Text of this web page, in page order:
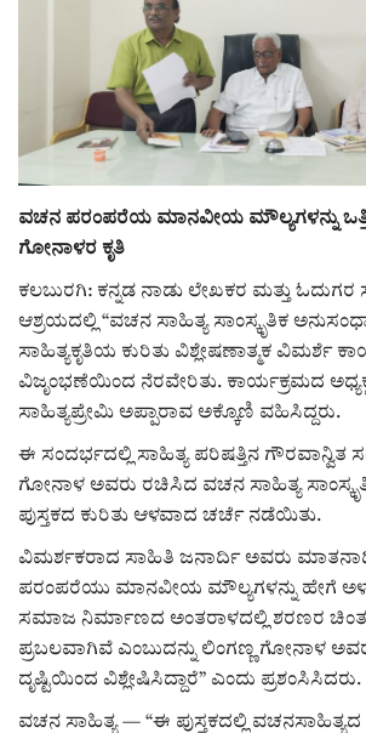
e-paper (ಇ–ಪೇಪರ್‌)
ಪುಸ್ತಕ ಪರಿಚಯ
ಅಂಕಣ
ಸಾಧಕರ ಪರಿಚಯ
ಪತ್ರಕರ್ತರ ಪರಿಚಯ
ಸಂಪಾದಕೀಯ
ಕವನ
Digital Subscription
ವಚನ ಪರಂಪರೆಯ ಮಾನವೀಯ ಮೌಲ್ಯಗಳನ್ನು
ಗೋನಾಳರ ಕೃತಿ
ಕಲಬುರಗಿ: ಕನ್ನಡ ನಾಡು ಲೇಖಕರ ಮತ್ತು
ಆಶ್ರಯದಲ್ಲಿ “ವಚನ ಸಾಹಿತ್ಯ ಸಾಂಸ್ಕೃತಿಕ
ಸಾಹಿತ್ಯಕೃತಿಯ ಕುರಿತು ವಿಶ್ಲೇಷಣಾತ್ಮಕ ವಿಮರ್ಶೆ
ವಿಜೃಂಭಣೆಯಿಂದ ನೆರವೇರಿತು. ಕಾರ್ಯಕ್ರಮದ
ಸಾಹಿತ್ಯಪ್ರೇಮಿ ಅಪ್ಪಾರಾವ ಅಕ್ಕೊಣಿ ವಹಿಸಿದ್ದರು.
ಈ ಸಂದರ್ಭದಲ್ಲಿ ಸಾಹಿತ್ಯ ಪರಿಷತ್ತಿನ ಗೌರವಾನ್ವಿತ
ಗೋನಾಳ ಅವರು ರಚಿಸಿದ ವಚನ ಸಾಹಿತ್ಯ
ಪುಸ್ತಕದ ಕುರಿತು ಆಳವಾದ ಚರ್ಚೆ ನಡೆಯಿತು.
ವಿಮರ್ಶಕರಾದ ಸಾಹಿತಿ ಜನಾರ್ದಿ ಅವರು
ಪರಂಪರೆಯು ಮಾನವೀಯ ಮೌಲ್ಯಗಳನ್ನು ಹೇಗೆ
ಸಮಾಜ ನಿರ್ಮಾಣದ ಅಂತರಾಳದಲ್ಲಿ ಶರಣರ
ಪ್ರಬಲವಾಗಿವೆ ಎಂಬುದನ್ನು ಲಿಂಗಣ್ಣ ಗೋನಾಳ
ದೃಷ್ಟಿಯಿಂದ ವಿಶ್ಲೇಷಿಸಿದ್ದಾರೆ” ಎಂದು ಪ್ರಶಂಸಿಸಿದರು.
ವಚನ ಸಾಹಿತ್ಯ — “ಈ ಪುಸ್ತಕದಲ್ಲಿ